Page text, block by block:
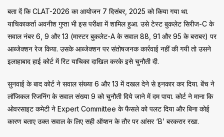
बता दें कि CLAT-2026 का आयोजन 7 दिसंबर, 2025 को किया गया था.
याचिकाकर्ता अवनीश गुप्ता भी इस परीक्षा में शामिल हुआ. उसे टेस्ट बुकलेट सिरीज-C के
सवाल नंबर 6, 9 और 13 (मास्टर बुकलेट-A के सवाल 88, 91 और 95 के बराबर) पर
आब्जेक्शन रेज किया. उसके आब्जेक्शन पर संतोषजनक कार्रवाई नहीं की गयी तो उसने
इलाहाबाद हाई कोर्ट में रिट याचिका दाखिल करके इसे चुनौती दी.
सुनवाई के बाद कोर्ट ने सवाल संख्या 6 और 13 में दखल देने से इनकार कर दिया. बेंच ने
लॉजिकल रिजनिंग के सवाल संख्या 9 को चुनौती दिये जाने में दम पाया. कोर्ट ने माना कि
ओवरसाइट कमेटी ने Expert Committee के फैसले को पलट दिया और बिना कोई
कारण बताए उक्त सवाल के लिए सही ऑप्शन के तौर पर आंसर ‘B’ बरकरार रखा.